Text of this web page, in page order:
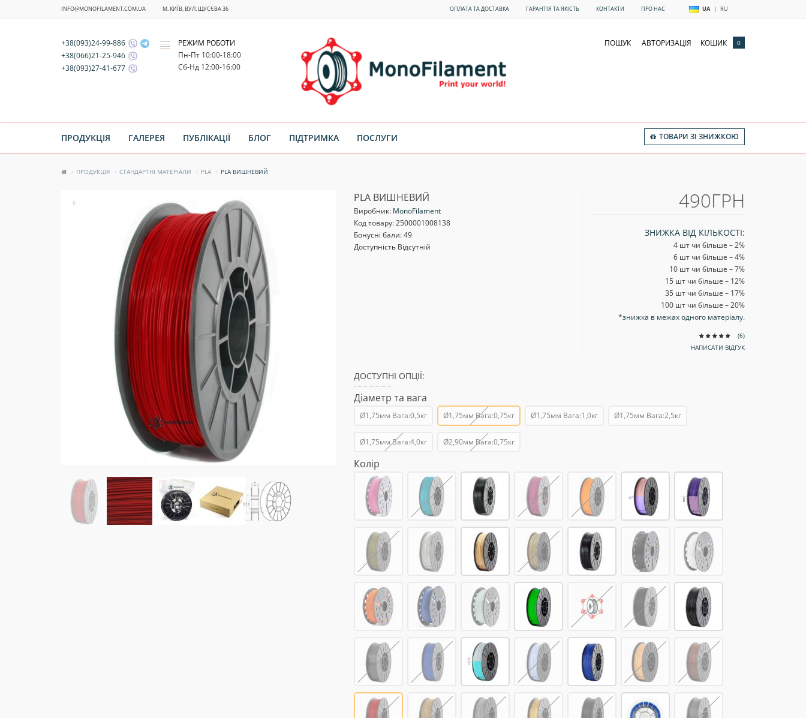
INFO@MONOFILAMENT.COM.UA М. КИЇВ, ВУЛ. ЩУСЄВА 36 ОПЛАТА ТА ДОСТАВКА ГАРАНТІЯ ТА ЯКІСТЬ КОНТАКТИ ПРО НАС UA | RU
+38(093)24-99-886
+38(066)21-25-946
+38(093)27-41-677
РЕЖИМ РОБОТИ
Пн-Пт 10:00-18:00
Cб-Нд 12:00-16:00
ПОШУК АВТОРИЗАЦІЯ КОШИК 0
ПРОДУКЦІЯ ГАЛЕРЕЯ ПУБЛІКАЦІЇ БЛОГ ПІДТРИМКА ПОСЛУГИ ТОВАРИ ЗІ ЗНИЖКОЮ
ПРОДУКЦІЯ СТАНДАРТНІ МАТЕРІАЛИ PLA PLA ВИШНЕВИЙ
+ PLA ВИШНЕВИЙ
Виробник: MonoFilament
Код товару:2500001008138
Бонусні бали: 49
Доступність Відсутній
490ГРН
ЗНИЖКА ВІД КІЛЬКОСТІ:
4 шт чи більше – 2%
6 шт чи більше – 4%
10 шт чи більше – 7%
15 шт чи більше – 12%
35 шт чи більше – 17%
100 шт чи більше – 20%
*знижка в межах одного матеріалу.
(6)
НАПИСАТИ ВІДГУК
ДОСТУПНІ ОПЦІЇ:
Діаметр та вага
Ø1,75мм Вага:0,5кг Ø1,75мм Вага:0,75кг Ø1,75мм Вага:1,0кг Ø1,75мм Вага:2,5кг
Ø1,75мм Вага:4,0кг Ø2,90мм Вага:0,75кг
Колір